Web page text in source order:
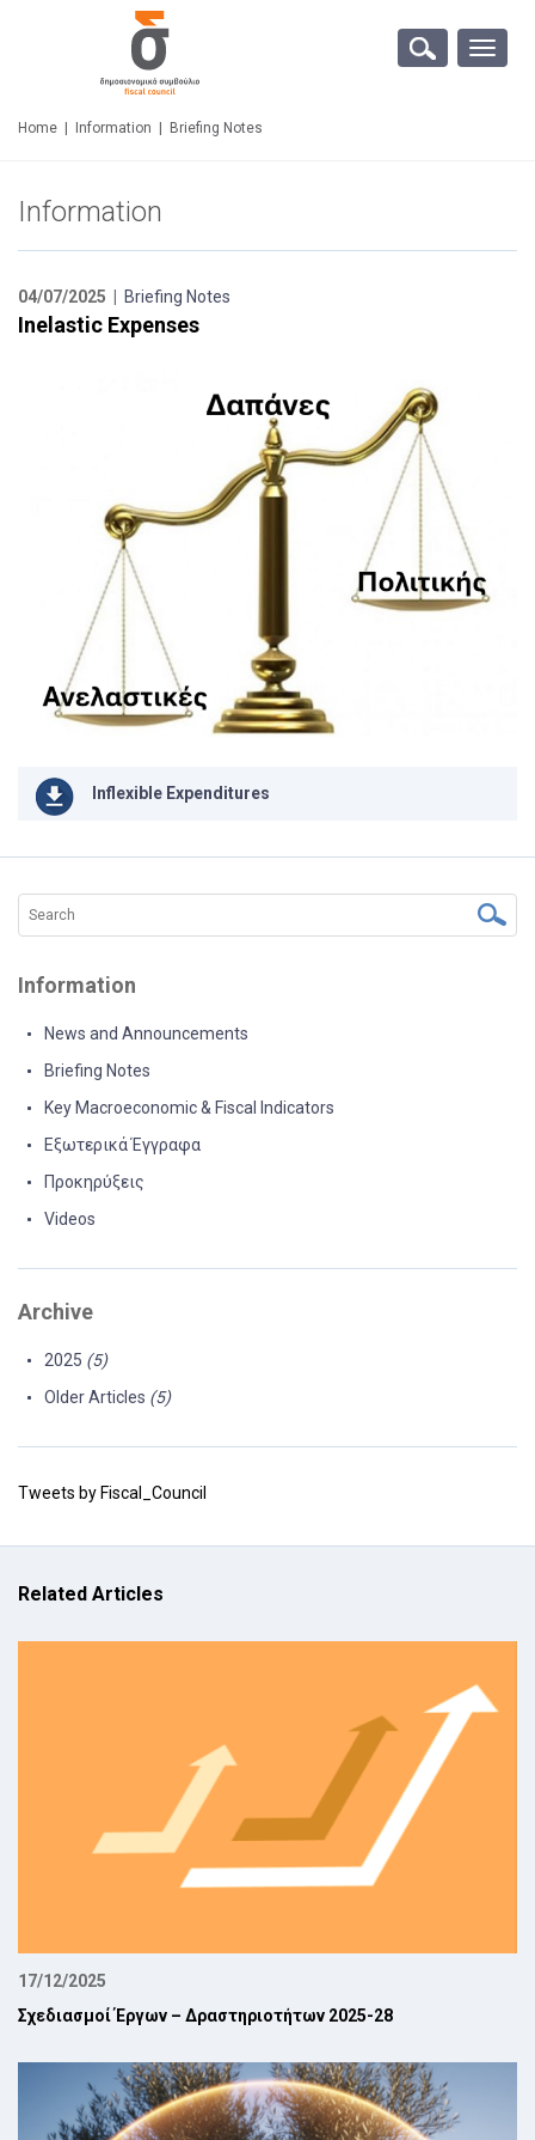
Toggle
Home Information Briefing Notes
Information
04/07/2025 | Briefing Notes
Inelastic Expenses
Inflexible Expenditures
Information
News and Announcements
Briefing Notes
Key Macroeconomic & Fiscal Indicators
Εξωτερικά Έγγραφα
Προκηρύξεις
Videos
Archive
2025 (5)
Older Articles (5)
Tweets by Fiscal_Council
Related Articles
17/12/2025
Σχεδιασμοί Έργων – Δραστηριοτήτων 2025-28